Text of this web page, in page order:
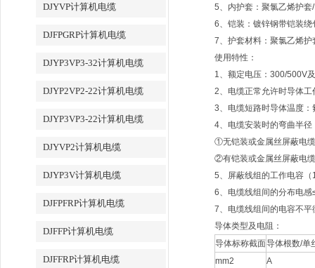
DJYVP计算机电缆
DJFPGRP计算机电缆
DJYP3VP3-32计算机电缆
DJYP2VP2-22计算机电缆
DJYP3VP3-22计算机电缆
DJYVP2计算机电缆
DJYP3V计算机电缆
DJFPFRP计算机电缆
DJFFP计算机电缆
DJFFRP计算机电缆
5、内护套：聚氯乙烯护套
6、铠装：镀锌钢带铠装绕
7、护套材料：聚氯乙烯
使用特性：
1、额定电压：300/500V
2、电缆正常允许时导体
3、电缆短路时导体温度
4、电缆安装时的弯曲半径
①无铠装或金属丝屏蔽电
②有铠装或金属丝屏蔽电
5、屏蔽线组的工作电容
6、电缆线组间的分布电
7、电缆线组间的电容不
导体类型及电阻：
导体标称截面导体根数/单
mm2
A